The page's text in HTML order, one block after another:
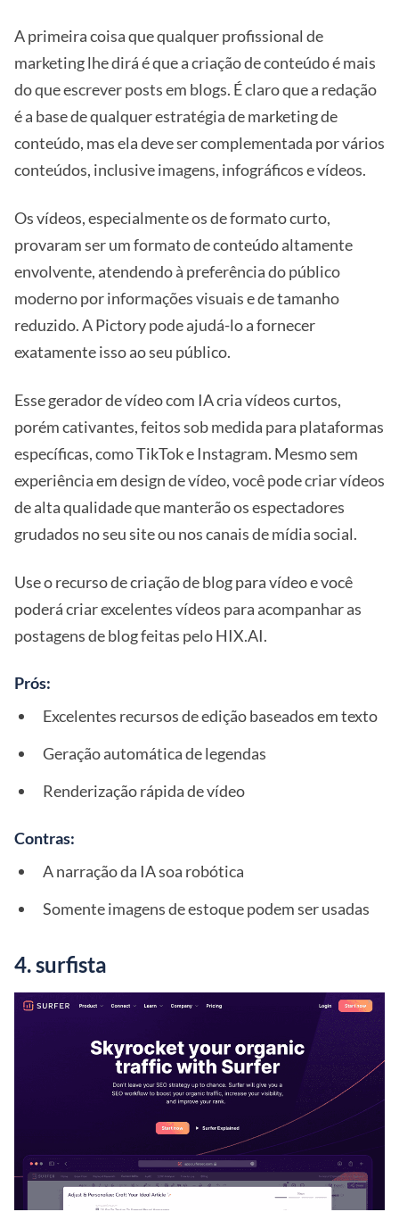
A primeira coisa que qualquer profissional de
marketing lhe dirá é que a criação de conteúdo é mais
do que escrever posts em blogs. É claro que a redação
é a base de qualquer estratégia de marketing de
conteúdo, mas ela deve ser complementada por vários
conteúdos, inclusive imagens, infográficos e vídeos.
Os vídeos, especialmente os de formato curto,
provaram ser um formato de conteúdo altamente
envolvente, atendendo à preferência do público
moderno por informações visuais e de tamanho
reduzido. A Pictory pode ajudá-lo a fornecer
exatamente isso ao seu público.
Esse gerador de vídeo com IA cria vídeos curtos,
porém cativantes, feitos sob medida para plataformas
específicas, como TikTok e Instagram. Mesmo sem
experiência em design de vídeo, você pode criar vídeos
de alta qualidade que manterão os espectadores
grudados no seu site ou nos canais de mídia social.
Use o recurso de criação de blog para vídeo e você
poderá criar excelentes vídeos para acompanhar as
postagens de blog feitas pelo HIX.AI.
Prós:
Excelentes recursos de edição baseados em texto
Geração automática de legendas
Renderização rápida de vídeo
Contras:
A narração da IA soa robótica
Somente imagens de estoque podem ser usadas
4. surfista